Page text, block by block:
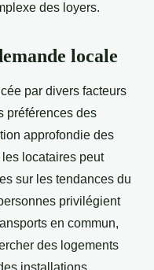
des loyers.
locale
par divers facteurs
préférences des
approfondie des
locataires peut
sur les tendances du
privilégient
en commun,
des logements